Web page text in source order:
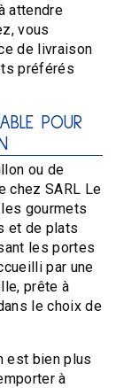
attendre
vous
de livraison
préférés
POUR
ou de
chez SARL Le
gourmets
et de plats
les portes
par une
prête à
le choix de
est bien plus
à